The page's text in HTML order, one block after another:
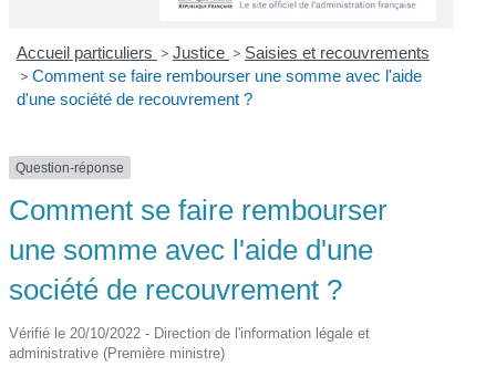
Accueil particuliers > Justice > Saisies et recouvrements
> Comment se faire rembourser une somme avec l'aide
d'une société de recouvrement ?
Question-réponse
Comment se faire rembourser
une somme avec l'aide d'une
société de recouvrement ?
Vérifié le 20/10/2022 - Direction de l'information légale et
administrative (Première ministre)